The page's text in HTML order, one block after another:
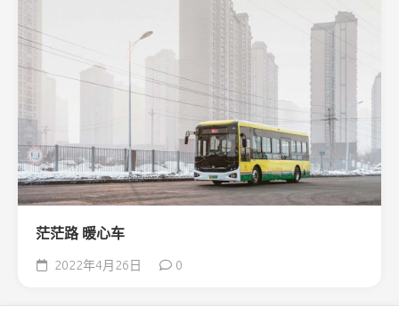
茫茫路 暖心车
2022年4月26日 0